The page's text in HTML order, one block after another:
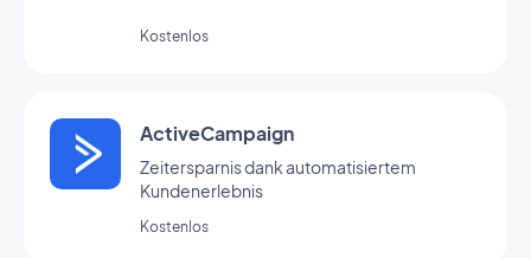
Kostenlos
ActiveCampaign
Zeitersparnis dank automatisiertem
Kundenerlebnis
Kostenlos